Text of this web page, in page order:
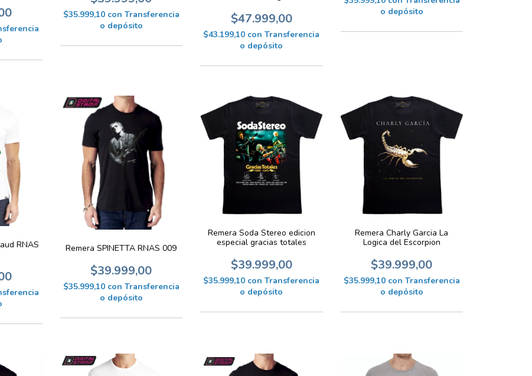
$35.999,10 con Transferencia
o depósito
$47.999,00
$43.199,10 con Transferencia
o depósito
o depósito
RNAS
Remera SPINETTA RNAS 009
$39.999,00
$35.999,10 con Transferencia
o depósito
Remera Soda Stereo edicion
especial gracias totales
$39.999,00
$35.999,10 con Transferencia
o depósito
Remera Charly Garcia La
Logica del Escorpion
$39.999,00
$35.999,10 con Transferencia
o depósito